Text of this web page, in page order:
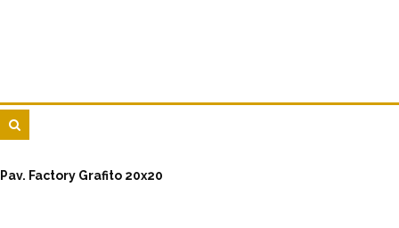
Pav. Factory Grafito 20x20